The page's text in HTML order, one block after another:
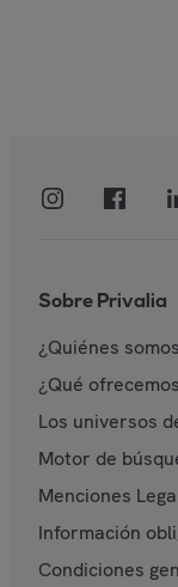
Sobre Privalia
¿Quiénes
¿Qué
Los universos
Motor de
Menciones
Información
Condiciones